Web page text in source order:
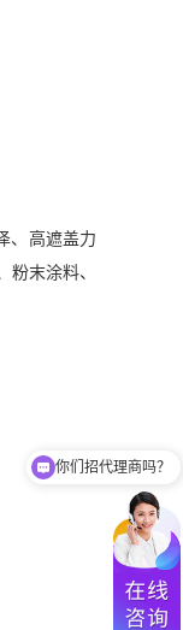
、高遮盖力
末涂料、
你们招代理商吗？